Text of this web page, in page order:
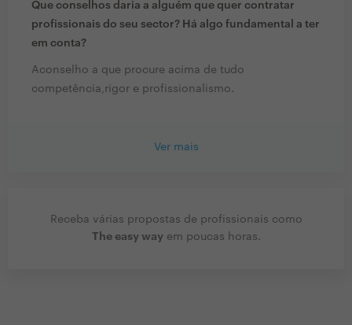
Que conselhos daria a alguém que quer contratar
profissionais do seu sector? Há algo fundamental a ter
em conta?
Aconselho a que procure acima de tudo
competência,rigor e profissionalismo.
Ver mais
Receba várias propostas de profissionais como
The easy wayem poucas horas.